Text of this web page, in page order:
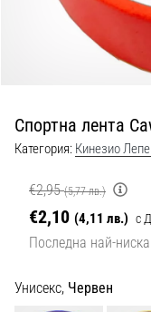
официални
Nike,
adidas
PUMA.
част
мач,
Спортна лента
Категория: Кинезио
€2,95 (5,77 лв.)
€2,10 (4,11 лв.) с
Последна най-
Унисекс, Червен